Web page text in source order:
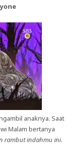
anaknya. Saat
Malam bertanya
rambut indahmu ini.